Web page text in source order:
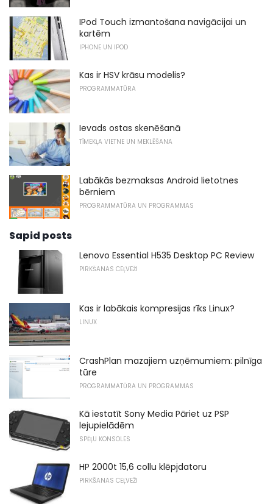
IPod Touch izmantošana navigācijai un
kartēm
IPHONE UN IPOD
Kas ir HSV krāsu modelis?
PROGRAMMATŪRA
Ievads ostas skenēšanā
TĪMEKĻA VIETNE UN MEKLĒŠANA
Labākās bezmaksas Android lietotnes
bērniem
PROGRAMMATŪRA UN PROGRAMMAS
Sapid posts
Lenovo Essential H535 Desktop PC Review
PIRKŠANAS CEĻVEŽI
Kas ir labākais kompresijas rīks Linux?
LINUX
CrashPlan mazajiem uzņēmumiem: pilnīga
tūre
PROGRAMMATŪRA UN PROGRAMMAS
Kā iestatīt Sony Media Pāriet uz PSP
lejupielādēm
SPĒĻU KONSOLES
HP 2000t 15,6 collu klēpjdatoru
PIRKŠANAS CEĻVEŽI